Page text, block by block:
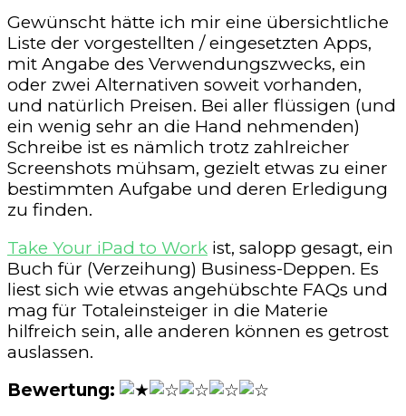
Gewünscht hätte ich mir eine übersichtliche
Liste der vorgestellten / eingesetzten Apps,
mit Angabe des Verwendungszwecks, ein
oder zwei Alternativen soweit vorhanden,
und natürlich Preisen. Bei aller flüssigen (und
ein wenig sehr an die Hand nehmenden)
Schreibe ist es nämlich trotz zahlreicher
Screenshots mühsam, gezielt etwas zu einer
bestimmten Aufgabe und deren Erledigung
zu finden.
Take Your iPad to Work ist, salopp gesagt, ein
Buch für (Verzeihung) Business-Deppen. Es
liest sich wie etwas angehübschte FAQs und
mag für Totaleinsteiger in die Materie
hilfreich sein, alle anderen können es getrost
auslassen.
Bewertung: